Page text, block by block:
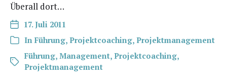
Über­all dort…
17. Juli 2011
In Führung, Projektcoaching, Projektmanagement
Führung, Management, Projektcoaching,
Projektmanagement